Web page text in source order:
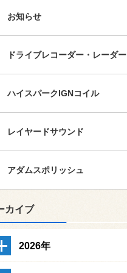
お知らせ
ドライブレコーダー・レーダー
ハイスパークIGNコイル
レイヤードサウンド
アダムスポリッシュ
カイブ
2026年